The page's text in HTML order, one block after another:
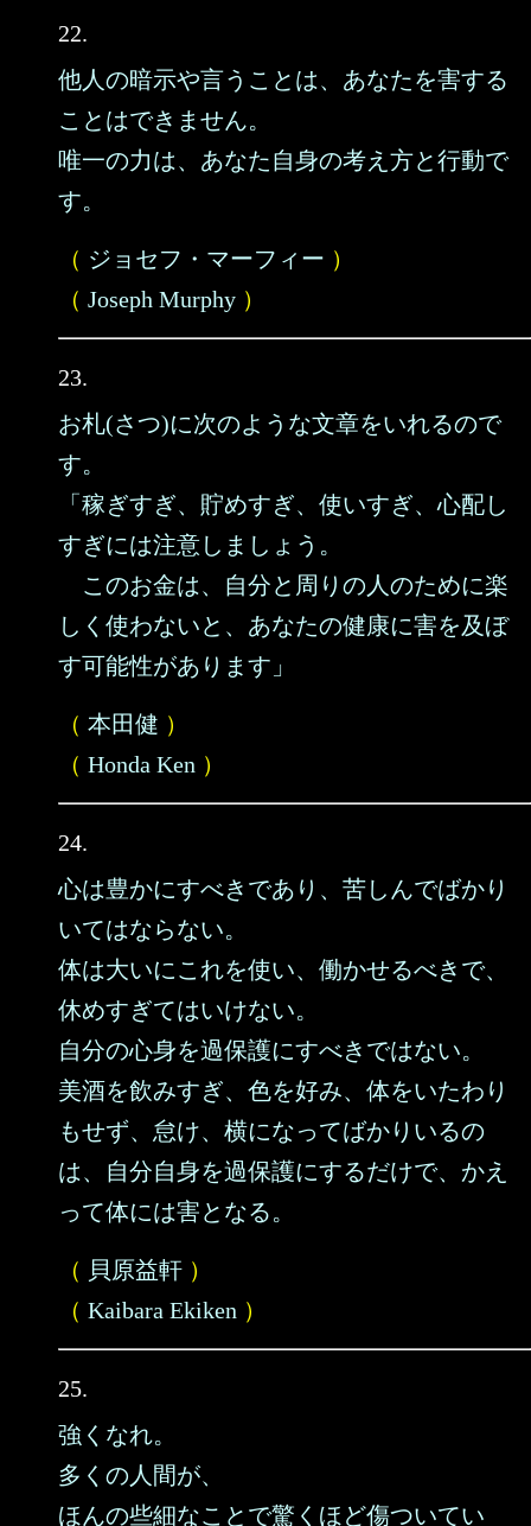
22.
他人の暗示や言うことは、あなたを害する
ことはできません。
唯一の力は、あなた自身の考え方と行動で
す。
（ ジョセフ・マーフィー ）
（ Joseph Murphy ）
23.
お札(さつ)に次のような文章をいれるので
す。
「稼ぎすぎ、貯めすぎ、使いすぎ、心配し
すぎには注意しましょう。
このお金は、自分と周りの人のために楽
しく使わないと、あなたの健康に害を及ぼ
す可能性があります」
（ 本田健 ）
（ Honda Ken ）
24.
心は豊かにすべきであり、苦しんでばかり
いてはならない。
体は大いにこれを使い、働かせるべきで、
休めすぎてはいけない。
自分の心身を過保護にすべきではない。
美酒を飲みすぎ、色を好み、体をいたわり
もせず、怠け、横になってばかりいるの
は、自分自身を過保護にするだけで、かえ
って体には害となる。
（ 貝原益軒 ）
（ Kaibara Ekiken ）
25.
強くなれ。
多くの人間が、
ほんの些細なことで驚くほど傷ついてい